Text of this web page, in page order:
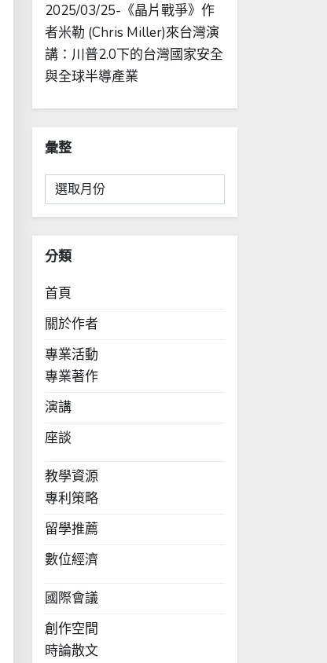
2025/03/25-《晶片戰爭》作
者米勒 (Chris Miller)來台灣演
講：川普2.0下的台灣國家安全
與全球半導產業
彙整
彙
整
分類
首頁
關於作者
專業活動
專業著作
演講
座談
教學資源
專利策略
留學推薦
數位經濟
國際會議
創作空間
時論散文